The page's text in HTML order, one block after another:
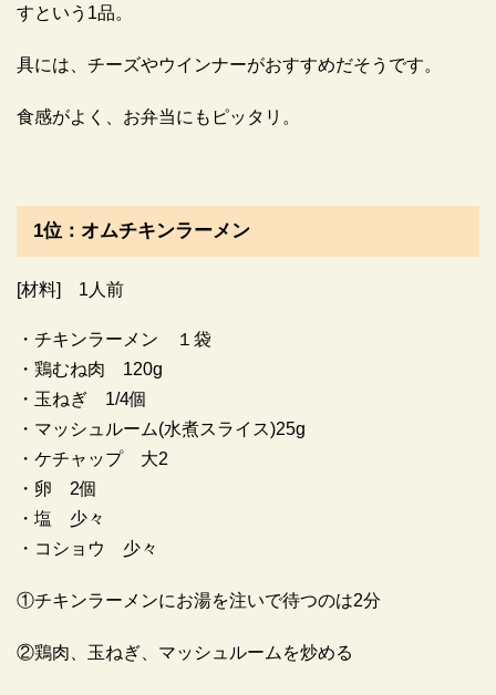
すという1品。
具には、チーズやウインナーがおすすめだそうです。
食感がよく、お弁当にもピッタリ。
1位：オムチキンラーメン
[材料] 1人前
・チキンラーメン １袋
・鶏むね肉 120g
・玉ねぎ 1/4個
・マッシュルーム(水煮スライス)25g
・ケチャップ 大2
・卵 2個
・塩 少々
・コショウ 少々
①チキンラーメンにお湯を注いで待つのは2分
②鶏肉、玉ねぎ、マッシュルームを炒める